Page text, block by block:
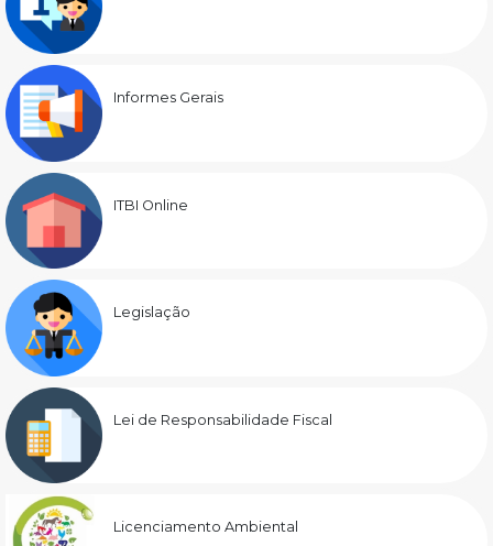
Informes Gerais
ITBI Online
Legislação
Lei de Responsabilidade Fiscal
Licenciamento Ambiental